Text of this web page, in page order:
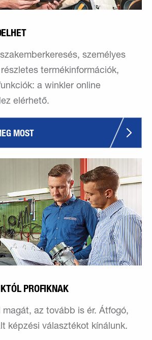
személyes
termékinformációk,
a winkler online
elérhető.
MOST
PROFIKNAK
az tovább is ér. Átfogó,
képzési választékot kínálunk.